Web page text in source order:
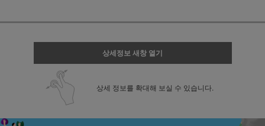
상세정보 새창 열기
상세 정보를 확대해 보실 수 있습니다.